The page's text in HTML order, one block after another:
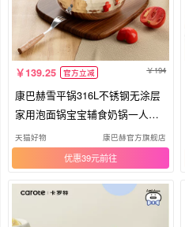
139.25 官方立减 194
康巴赫雪平锅316L不锈钢无涂层
家用泡面锅宝宝辅食奶锅一人食
汤锅
天猫好物 康巴赫官方旗舰店
优惠39元